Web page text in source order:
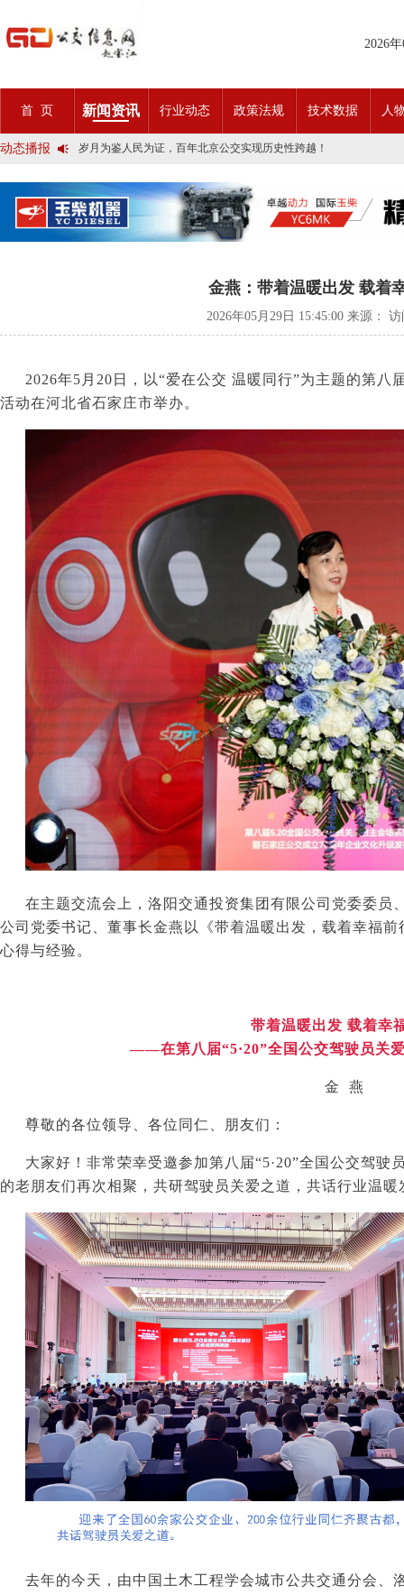
2026
首 页 新闻资讯 行业动态 政策法规 技术数据 人
动态播报
2025市民出行新方案 | 久事公交开通首条需求响应式定制班线
第九届公交都市发展论坛 (深圳)邀请函
创新 实践 沟通 | 聚焦「智慧公交」目标 助推公交转型发展——沪苏
岁月为鉴人民为证，百年北京公交实现历史性跨越！
今日生效！新《安全生产法》处罚条款对照
2025市民出行新方案 | 久事公交开通首条需求响应式定制班线
第九届公交都市发展论坛 (深圳)邀请函
石河子市公交公司荣获全国五一劳动奖状
宜昌公交春节滨江观光定制巴士18日开行！
传承张謇精神•厚植为民情怀•党建引领前行•文化润企发展——南通
岁月为鉴人民为证，百年北京公交实现历史性跨越！
今日生效！新《安全生产法》处罚条款对照
交通运输部、科学技术部发布关于科技创新驱动加快建设交通强国
金燕：带着温暖出发 载着
2026年05月29日 15:45:00 来源：
2026年5 月 20 日，以“爱在公交 温暖同行”为主题的第八
活动在河北省石家庄市举办。
在主题交流会上， 洛阳交通投资集团有限公司党委委员
公司党委书记、董事长金燕以《带着温暖出发，载着幸福前
心得与经验。
带着温暖出发 载着幸
——在第八届“5·20”全国公交驾驶员关
金 燕
尊敬的各位领导、各位同仁、朋友们：
大家好！非常荣幸受邀参加第八届“5·20”全国公交驾驶
的老朋友们再次相聚，共研驾驶员关爱之道，共话行业温
去年的今天，由中国土木工程学会城市公共交通分会、